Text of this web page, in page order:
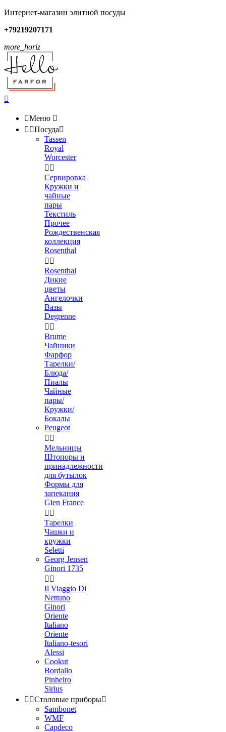
Интернет-магазин элитной посуды
+79219207171
more_horiz

Меню 
 Посуда
Tassen
Royal
Worcester
 
Сервировка
Кружки и
чайные
пары
Текстиль
Прочее
Рождественская
коллекция
Rosenthal
 
Rosenthal
Дикие
цветы
Ангелочки
Вазы
Degrenne
 
Brume
Чайники
Фарфор
Тарелки/
Блюда/
Пиалы
Чайные
пары/
Кружки/
Бокалы
Peugeot
 
Мельницы
Штопоры и
принадлежности
для бутылок
Формы для
запекания
Gien France
 
Тарелки
Чашки и
кружки
Seletti
Georg Jensen
Ginori 1735
 
Il Viaggio Di
Nettuno
Ginori
Oriente
Italiano
Oriente
Italiano-tesori
Alessi
Cookut
Bordallo
Pinheiro
Sirius
 Столовые приборы
Sambonet
WMF
Capdeco